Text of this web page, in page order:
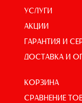
УСЛУГИ
АКЦИИ
ГАРАНТИЯ И
ДОСТАВКА И
КОРЗИНА
СРАВНЕНИЕ